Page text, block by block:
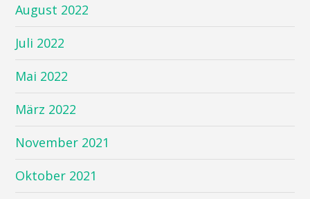
August 2022
Juli 2022
Mai 2022
März 2022
November 2021
Oktober 2021